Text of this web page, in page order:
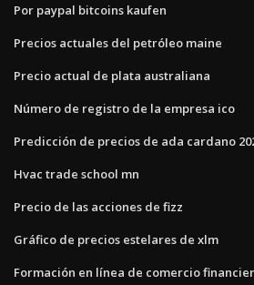
Por paypal bitcoins kaufen
Precios actuales del petróleo maine
Precio actual de plata australiana
Número de registro de la empresa ico
Predicción de precios de ada cardano
Hvac trade school mn
Precio de las acciones de fizz
Gráfico de precios estelares de xlm
Formación en línea de comercio